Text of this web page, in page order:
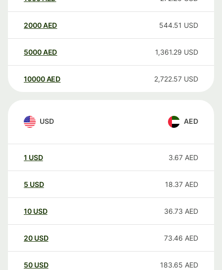
2000AED 544.51 USD
5000AED 1,361.29 USD
10000 AED 2,722.57 USD
USD AED
1 USD 3.67 AED
5 USD 18.37 AED
10 USD 36.73 AED
20 USD 73.46 AED
50 USD 183.65 AED